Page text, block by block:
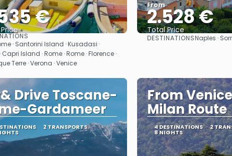
€
See
· Santorini Island · Kusadasi ·
Capri Island · Rome · Rome · Florence ·
Terre · Verona · Venice
From
2.528 €
Total Price
See
DESTINATIONSNaples ·
Drive Toscane-
Gardameer
2 TRANSPORTS
From
Milan Route
4 DESTINATIONS 2
8 NIGHTS